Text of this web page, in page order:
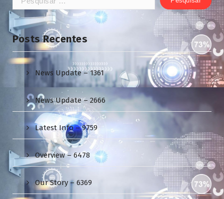
por:
Posts Recentes
News Update – 1361
News Update – 2666
Latest Info – 9759
Overview – 6478
Our Story – 6369